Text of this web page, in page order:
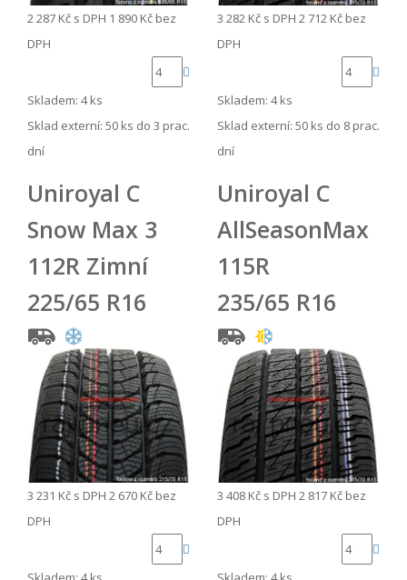
2 287 Kč s DPH 1 890 Kč bez
DPH
Skladem: 4 ks
Sklad externí: 50 ks do 3 prac.
dní
3 282 Kč s DPH 2 712 Kč bez
DPH
Skladem: 4 ks
Sklad externí: 50 ks do 8 prac.
dní
Uniroyal C
Snow Max 3
112R Zimní
225/65 R16
3 231 Kč s DPH 2 670 Kč bez
DPH
Uniroyal C
AllSeasonMax
115R
235/65 R16
3 408 Kč s DPH 2 817 Kč bez
DPH